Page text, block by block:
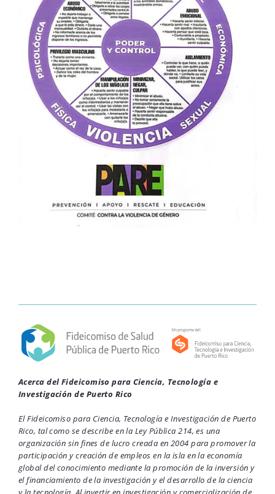
Acerca del Fideicomiso para Ciencia, Tecnología e
Investigación de Puerto Rico
El Fideicomiso para Ciencia, Tecnología e Investigación de Puerto
Rico, tal como se describe en la Ley Pública 214, es una
organización sin fines de lucro creada en 2004 para promover la
participación y creación de empleos en la isla en la economía
global del conocimiento mediante la promoción de la inversión y
el financiamiento de la investigación y el desarrollo de la ciencia